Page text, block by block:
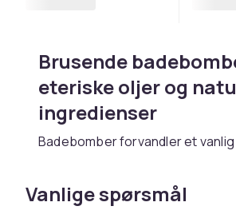
Brusende
eteriske oljer og
ingredienser
Badebomber forvandler et vanlig
fargerik og duftende opplevelse.
naturlige pigmenter og pleiende
Vanlige spørsmål